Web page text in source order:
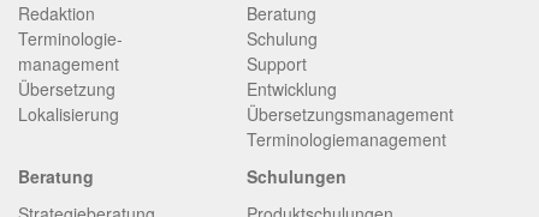
Redaktion
Terminologie­
management
Übersetzung
Lokalisierung
Beratung
Schulung
Support
Entwicklung
Übersetzungsmanagement
Terminologiemanagement
Beratung
Schulungen